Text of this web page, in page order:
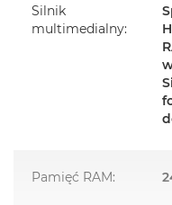
Przewód zasilający
Przewód USB‑C do
Silnik
multimedialny:
Pamięć RAM: